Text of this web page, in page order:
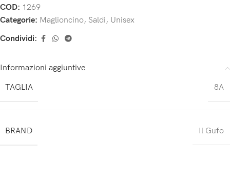
COD: 1269
Categorie: Maglioncino, Saldi, Unisex
Condividi:
Informazioni aggiuntive
TAGLIA
8A
BRAND Il Gufo